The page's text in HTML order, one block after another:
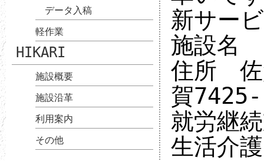
データ入稿
軽作業
HIKARI
施設概要
施設沿革
利用案内
その他
新サー
施設名
住所 佐
賀
就労継
生活介